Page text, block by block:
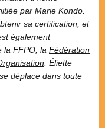
par Marie Kondo.
sa certification, et
également
la FFPO, la Fédération
. Éliette
déplace dans toute